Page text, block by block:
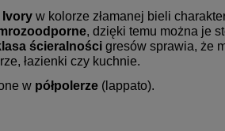
Ivory w kolorze złamanej bieli
, dzięki temu można je
ścieralności gresów sprawia, że
łazienki czy kuchnie.
w półpolerze (lappato).